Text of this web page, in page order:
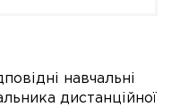
навчальні
дистанційної